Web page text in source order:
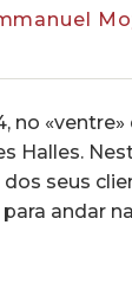
no
Halles.
seus
andar